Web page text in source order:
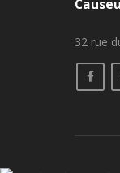
32 rue